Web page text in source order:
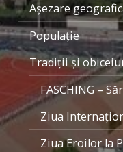
Aşezare
Populaţie
Tradiţii şi
FASCHING –
Ziua
Ziua Eroilor la